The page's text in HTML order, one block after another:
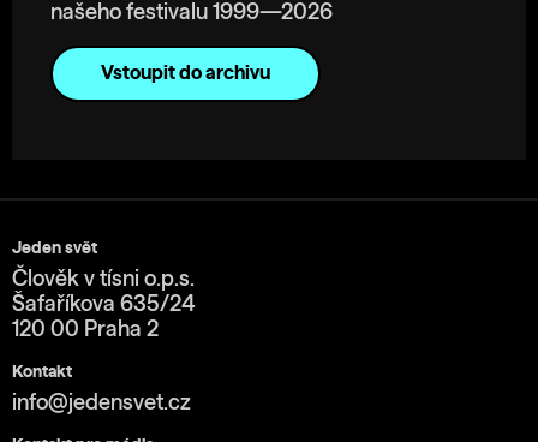
našeho festivalu 1999—2026
Vstoupit do archivu
Jeden svět
Člověk v tísni o.p.s.
Šafaříkova 635/24
120 00 Praha 2
Kontakt
info@jedensvet.cz